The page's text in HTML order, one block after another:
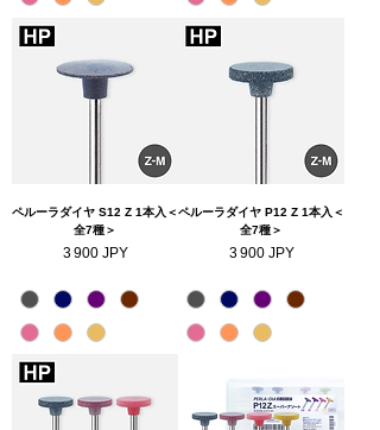
ペルーラダイヤ S12 Z 1本入＜
全7種＞
Prix
3 900 JPY
ペルーラダイヤ P12 Z 1本入＜
全7種＞
Prix
3 900 JPY